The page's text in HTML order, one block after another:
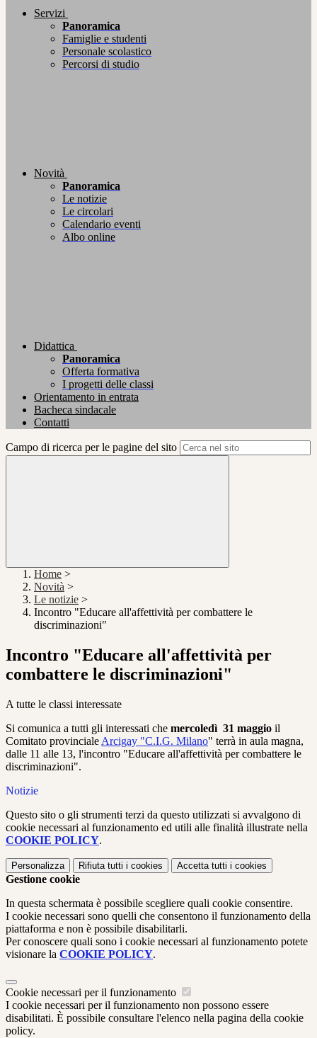
Servizi
Panoramica
Famiglie e studenti
Personale scolastico
Percorsi di studio
Novità
Panoramica
Le notizie
Le circolari
Calendario eventi
Albo online
Didattica
Panoramica
Offerta formativa
I progetti delle classi
Orientamento in entrata
Bacheca sindacale
Contatti
Campo di ricerca per le pagine del sito
Home >
Novità >
Le notizie >
Incontro "Educare all'affettività per combattere le
discriminazioni"
Incontro "Educare all'affettività per
combattere le discriminazioni"
A tutte le classi interessate
Si comunica a tutti gli interessati che mercoledì 31 maggio il
Comitato provinciale Arcigay "C.I.G. Milano" terrà in aula magna,
dalle 11 alle 13, l'incontro "Educare all'affettività per combattere le
discriminazioni".
Notizie
Questo sito o gli strumenti terzi da questo utilizzati si avvalgono di
cookie necessari al funzionamento ed utili alle finalità illustrate nella
COOKIE POLICY.
Personalizza Rifiuta tutti i cookies Accetta tutti i cookies
Gestione cookie
In questa schermata è possibile scegliere quali cookie consentire.
I cookie necessari sono quelli che consentono il funzionamento della
piattaforma e non è possibile disabilitarli.
Per conoscere quali sono i cookie necessari al funzionamento potete
visionare la COOKIE POLICY.
Cookie necessari per il funzionamento
I cookie necessari per il funzionamento non possono essere
disabilitati. È possibile consultare l'elenco nella pagina della cookie
policy.